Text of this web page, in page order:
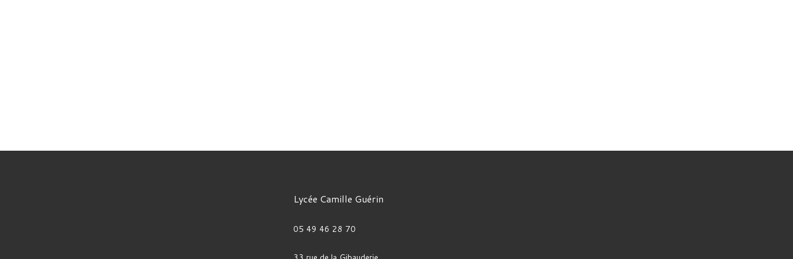
Lycée Camille Guérin
05 49 46 28 70